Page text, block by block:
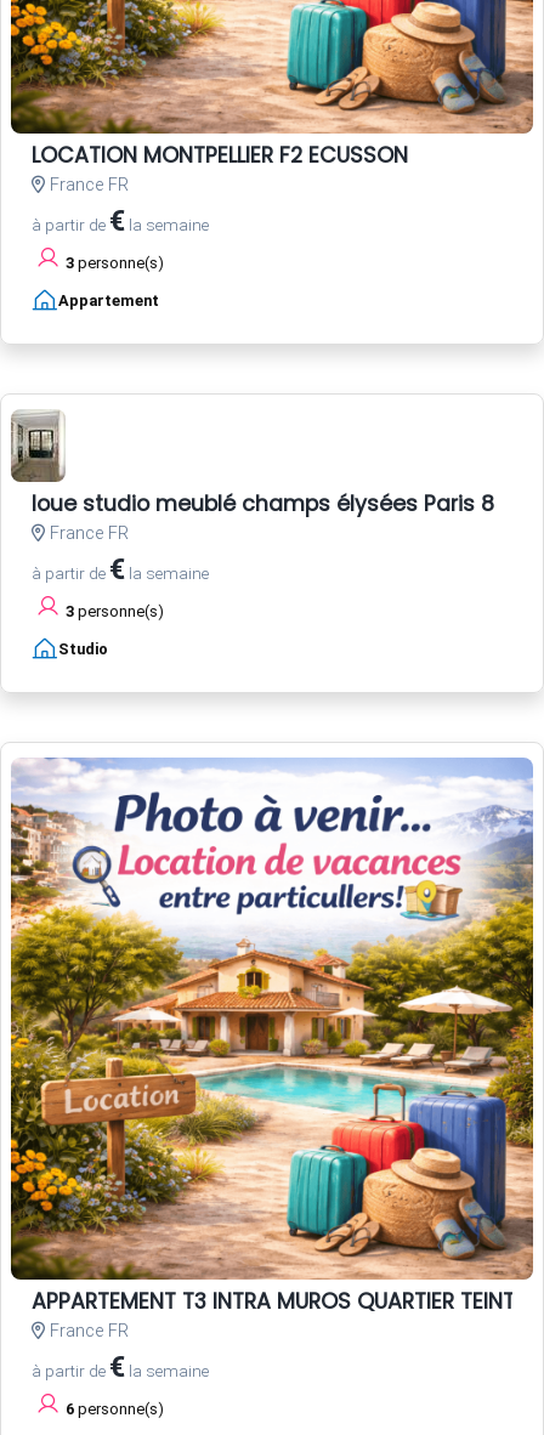
LOCATION MONTPELLIER F2 ECUSSON
France FR
à partir de € la semaine
3 personne(s)
Appartement
loue studio meublé champs élysées Paris 8
France FR
à partir de € la semaine
3 personne(s)
Studio
APPARTEMENT T3 INTRA MUROS QUARTIER
France FR
à partir de € la semaine
6 personne(s)